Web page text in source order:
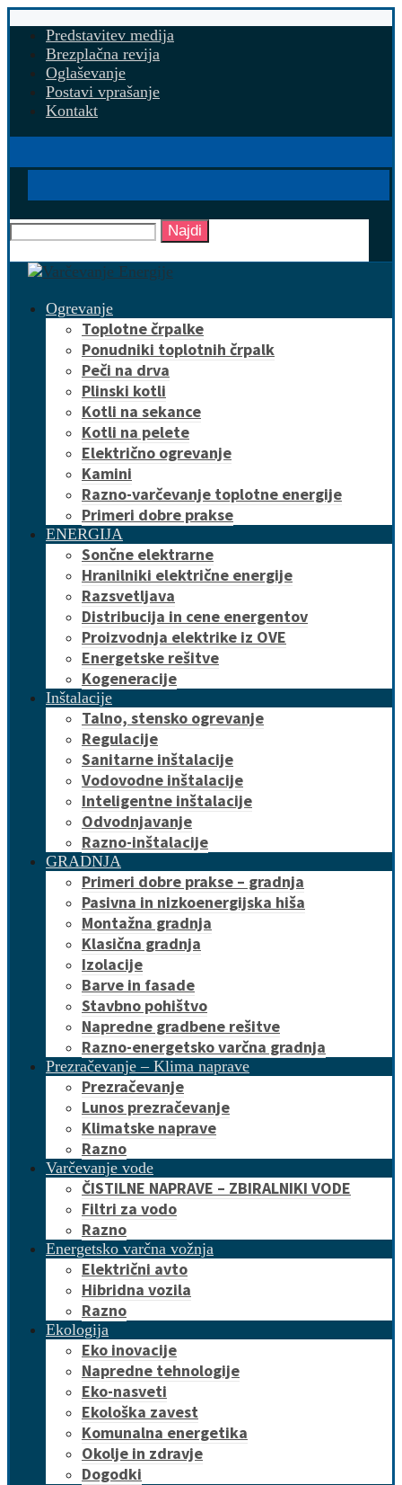
Predstavitev medija
Brezplačna revija
Oglaševanje
Postavi vprašanje
Kontakt
Najdi
Ogrevanje
Toplotne črpalke
Ponudniki toplotnih črpalk
Peči na drva
Plinski kotli
Kotli na sekance
Kotli na pelete
Električno ogrevanje
Kamini
Razno-varčevanje toplotne energije
Primeri dobre prakse
ENERGIJA
Sončne elektrarne
Hranilniki električne energije
Razsvetljava
Distribucija in cene energentov
Proizvodnja elektrike iz OVE
Energetske rešitve
Kogeneracije
Inštalacije
Talno, stensko ogrevanje
Regulacije
Sanitarne inštalacije
Vodovodne inštalacije
Inteligentne inštalacije
Odvodnjavanje
Razno-inštalacije
GRADNJA
Primeri dobre prakse – gradnja
Pasivna in nizkoenergijska hiša
Montažna gradnja
Klasična gradnja
Izolacije
Barve in fasade
Stavbno pohištvo
Napredne gradbene rešitve
Razno-energetsko varčna gradnja
Prezračevanje – Klima naprave
Prezračevanje
Lunos prezračevanje
Klimatske naprave
Razno
Varčevanje vode
ČISTILNE NAPRAVE – ZBIRALNIKI VODE
Filtri za vodo
Razno
Energetsko varčna vožnja
Električni avto
Hibridna vozila
Razno
Ekologija
Eko inovacije
Napredne tehnologije
Eko-nasveti
Ekološka zavest
Komunalna energetika
Okolje in zdravje
Dogodki